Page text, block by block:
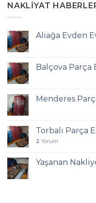
NAKLIYAT
Aliağa Evden
Balçova Parça
Menderes
Torbalı Parça
2 Yorum
Yaşanan